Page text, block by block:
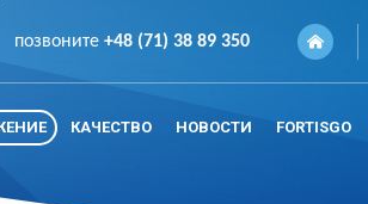
позвоните +48 (71) 38 89 350
КАЧЕСТВО НОВОСТИ FORTISGO